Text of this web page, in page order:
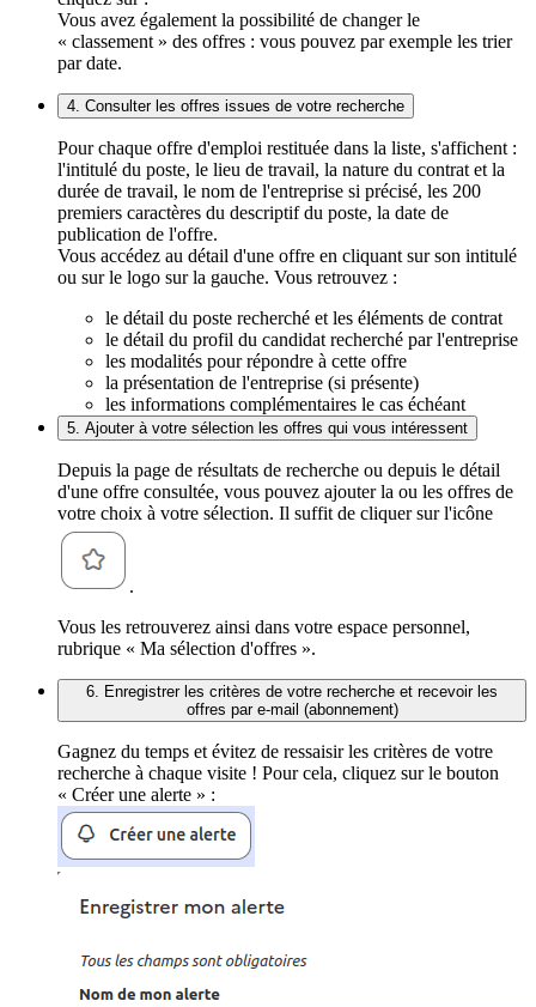
Vous avez également la possibilité de changer le
« classement » des offres : vous pouvez par exemple les trier
par date.
4. Consulter les offres issues de votre recherche
Pour chaque offre d'emploi restituée dans la liste, s'affichent :
l'intitulé du poste, le lieu de travail, la nature du contrat et la
durée de travail, le nom de l'entreprise si précisé, les 200
premiers caractères du descriptif du poste, la date de
publication de l'offre.
Vous accédez au détail d'une offre en cliquant sur son intitulé
ou sur le logo sur la gauche. Vous retrouvez :
le détail du poste recherché et les éléments de contrat
le détail du profil du candidat recherché par l'entreprise
les modalités pour répondre à cette offre
la présentation de l'entreprise (si présente)
les informations complémentaires le cas échéant
5. Ajouter à votre sélection les offres qui vous intéressent
Depuis la page de résultats de recherche ou depuis le détail
d'une offre consultée, vous pouvez ajouter la ou les offres de
votre choix à votre sélection. Il suffit de cliquer sur l'icône
.
Vous les retrouverez ainsi dans votre espace personnel,
rubrique « Ma sélection d'offres ».
6. Enregistrer les critères de votre recherche et recevoir les
offres par e-mail (abonnement)
Gagnez du temps et évitez de ressaisir les critères de votre
recherche à chaque visite ! Pour cela, cliquez sur le bouton
« Créer une alerte » :